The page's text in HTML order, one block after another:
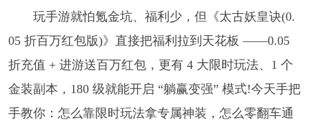
玩手游就怕氪金坑、福利少，但《太古妖皇诀(0.
05 折百万红包版)》直接把福利拉到天花板 ——0.05
折充值 + 进游送百万红包，更有 4 大限时玩法、1 个
金装副本，180 级就能开启 “躺赢变强” 模式!今天手把
手教你：怎么靠限时玩法拿专属神装，怎么零翻车通